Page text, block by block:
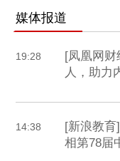
媒体报道
19:28
[凤凰网
人，助力
14:38
[新浪教
相第78届